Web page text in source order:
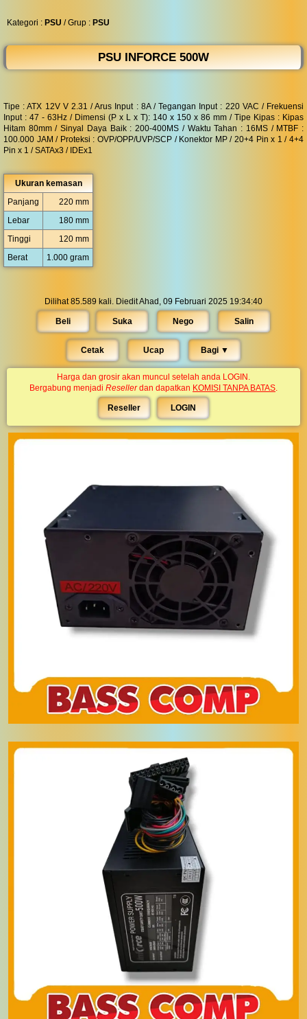
Kategori : PSU / Grup : PSU
PSU INFORCE 500W
Tipe : ATX 12V V 2.31 / Arus Input : 8A / Tegangan Input : 220 VAC / Frekuensi
Input : 47 - 63Hz / Dimensi (P x L x T): 140 x 150 x 86 mm / Tipe Kipas : Kipas
Hitam 80mm / Sinyal Daya Baik : 200-400MS / Waktu Tahan : 16MS / MTBF :
100.000 JAM / Proteksi : OVP/OPP/UVP/SCP / Konektor MP / 20+4 Pin x 1 / 4+4
Pin x 1 / SATAx3 / IDEx1
Ukuran kemasan
Panjang
220 mm
Lebar
180 mm
Tinggi
120 mm
Berat
1.000 gram
Dilihat 85.589 kali. Diedit Ahad, 09 Februari 2025 19:34:40
Beli Suka Nego Salin
Cetak Ucap Bagi ▼︎
Harga dan grosir akan muncul setelah anda LOGIN.
Bergabung menjadi Resellerdan dapatkan KOMISI TANPA BATAS.
Reseller LOGIN